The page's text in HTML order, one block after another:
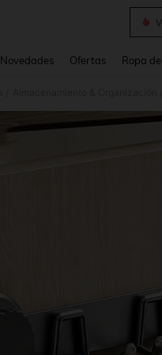
Novedades Ofertas Ropa